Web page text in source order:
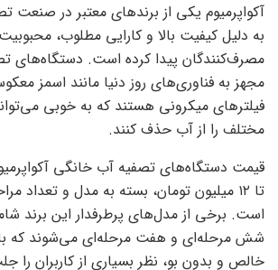
آکواپرمیوم یکی از برندهای معتبر در
به دلیل کیفیت بالا و کارایی مطلوب،
مصرف‌کنندگان پیدا کرده است. دستگاه‌های
مجهز به فناوری‌های روز دنیا مانند اسمز
فیلترهای میکرونی هستند که به خوبی
مختلف را از آب حذف کنند.
تا ۱۲ میلیون تومان، بسته به مدل و تعداد
است. برخی از مدل‌های پرطرفدار این برند
شش مرحله‌ای و هفت مرحله‌ای می‌شوند که با
خالص و بدون بو، نظر بسیاری از کاربران را